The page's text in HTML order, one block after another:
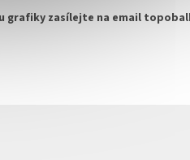
grafiky zasílejte na email